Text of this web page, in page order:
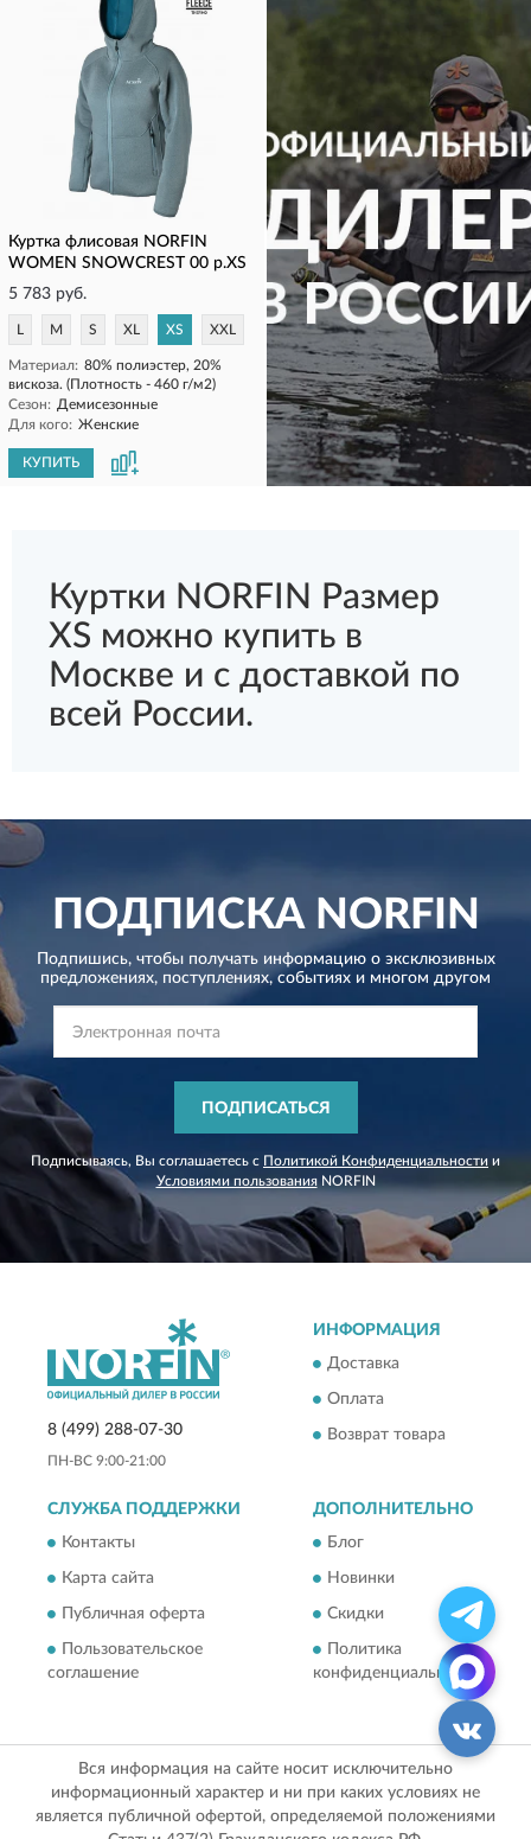
Куртка флисовая NORFIN
WOMEN SNOWCREST 00 р.XS
5 783 руб.
L M S XL XS XXL
Материал: 80% полиэстер, 20%
вискоза. (Плотность - 460 г/м2)
Сезон: Демисезонные
Для кого: Женские
КУПИТЬ КУПИТЬ
Куртки NORFIN Размер
XS можно купить в
Москве и с доставкой по
всей России.
ПОДПИСКАNORFIN
Подпишись, чтобы получать информацию о эксклюзивных
предложениях, поступлениях, событиях и многом другом
ПОДПИСАТЬСЯ
Подписываясь, Вы соглашаетесь с Политикой Конфиденциальности и
Условиями пользованияNORFIN
8 (499) 288-07-30
ПН-ВС 9:00-21:00
ИНФОРМАЦИЯ
Доставка
Оплата
Возврат товара
СЛУЖБА ПОДДЕРЖКИ
Контакты
Карта сайта
Публичная оферта
Пользовательское
соглашение
ДОПОЛНИТЕЛЬНО
Блог
Новинки
Скидки
Политика
конфиденциальности
Вся информация на сайте носит исключительно
информационный характер и ни при каких условиях не
является публичной офертой, определяемой положениями